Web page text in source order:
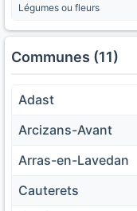
Légumes ou fleurs
Communes (11)
Adast
Arcizans-Avant
Arras-en-Lavedan
Cauterets